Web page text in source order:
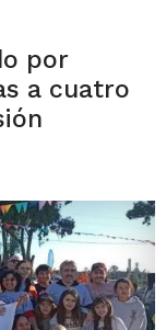
por
a cuatro